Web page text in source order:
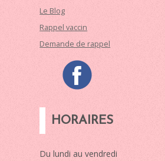
Le Blog
Rappel vaccin
Demande de rappel
HORAIRES
Du lundi au vendredi